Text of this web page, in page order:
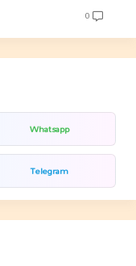
0
Whatsapp
Telegram